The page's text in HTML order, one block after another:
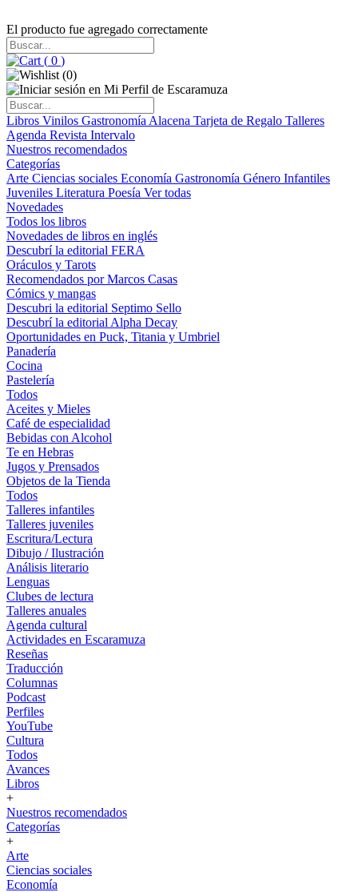
El producto fue agregado correctamente
( 0 )
(0)
Libros Vinilos Gastronomía Alacena Tarjeta de Regalo Talleres
Agenda Revista Intervalo
Nuestros recomendados
Categorías
Arte Ciencias sociales Economía Gastronomía Género Infantiles
Juveniles Literatura Poesía Ver todas
Novedades
Todos los libros
Novedades de libros en inglés
Descubrí la editorial FERA
Oráculos y Tarots
Recomendados por Marcos Casas
Cómics y mangas
Descubri la editorial Septimo Sello
Descubrí la editorial Alpha Decay
Oportunidades en Puck, Titania y Umbriel
Panadería
Cocina
Pastelería
Todos
Aceites y Mieles
Café de especialidad
Bebidas con Alcohol
Te en Hebras
Jugos y Prensados
Objetos de la Tienda
Todos
Talleres infantiles
Talleres juveniles
Escritura/Lectura
Dibujo / Ilustración
Análisis literario
Lenguas
Clubes de lectura
Talleres anuales
Agenda cultural
Actividades en Escaramuza
Reseñas
Traducción
Columnas
Podcast
Perfiles
YouTube
Cultura
Todos
Avances
Libros
+
Nuestros recomendados
Categorías
+
Arte
Ciencias sociales
Economía